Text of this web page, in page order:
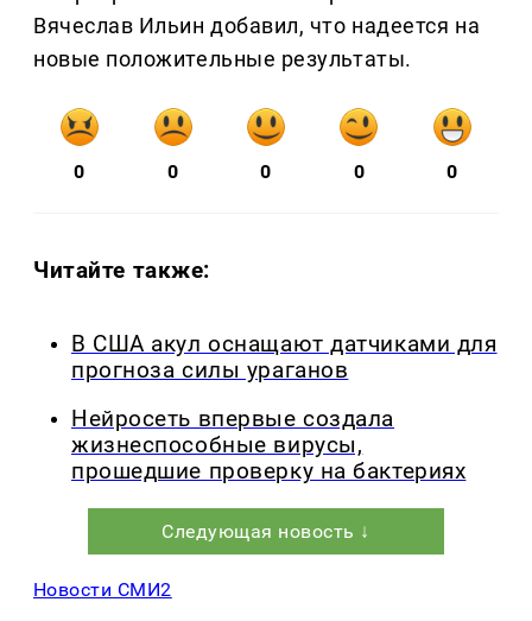
Вячеслав Ильин добавил, что надеется на
новые положительные результаты.
0 0 0 0 0
Читайте также:
В США акул оснащают датчиками для
прогноза силы ураганов
Нейросеть впервые создала
жизнеспособные вирусы,
прошедшие проверку на бактериях
Следующая новость ↓
Новости СМИ2